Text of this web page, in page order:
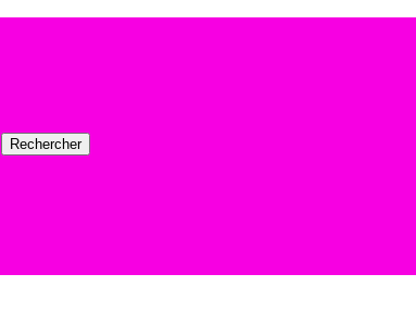
Rechercher